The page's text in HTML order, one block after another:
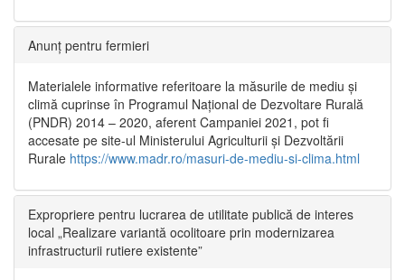
Anunț pentru fermieri
Materialele informative referitoare la măsurile de mediu și
climă cuprinse în Programul Național de Dezvoltare Rurală
(PNDR) 2014 – 2020, aferent Campaniei 2021, pot fi
accesate pe site-ul Ministerului Agriculturii și Dezvoltării
Rurale https://www.madr.ro/masuri-de-mediu-si-clima.html
Expropriere pentru lucrarea de utilitate publică de interes
local „Realizare variantă ocolitoare prin modernizarea
infrastructurii rutiere existente”